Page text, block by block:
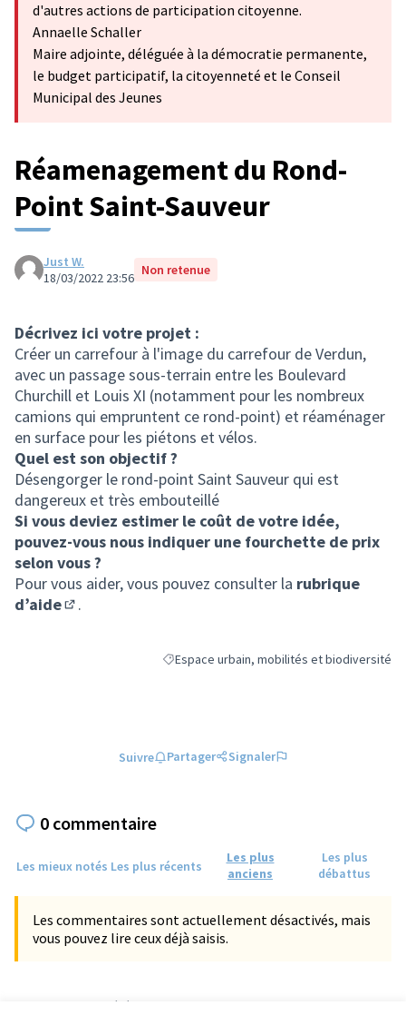
d'autres actions de participation citoyenne.
Annaelle Schaller
Maire adjointe, déléguée à la démocratie permanente,
le budget participatif, la citoyenneté et le Conseil
Municipal des Jeunes
Réamenagement du Rond-
Point Saint-Sauveur
Just W.
18/03/2022 23:56 Non retenue
Décrivez ici votre projet :
Créer un carrefour à l'image du carrefour de Verdun,
avec un passage sous-terrain entre les Boulevard
Churchill et Louis XI (notamment pour les nombreux
camions qui empruntent ce rond-point) et réaménager
en surface pour les piétons et vélos.
Quel est son objectif ?
Désengorger le rond-point Saint Sauveur qui est
dangereux et très embouteillé
Si vous deviez estimer le coût de votre idée,
pouvez-vous nous indiquer une fourchette de prix
selon vous ?
Pour vous aider, vous pouvez consulter la rubrique
d’aide
.
Filtrer les résultats de la catégorie :
Espace urbain, mobilités et biodiversité
Suivre Partager Signaler
0 commentaire
Les mieux notés Les plus récents
Les plus
anciens
Les plus
débattus
Les commentaires sont actuellement désactivés, mais
vous pouvez lire ceux déjà saisis.
Référence : tours-PROP-2022-03-317